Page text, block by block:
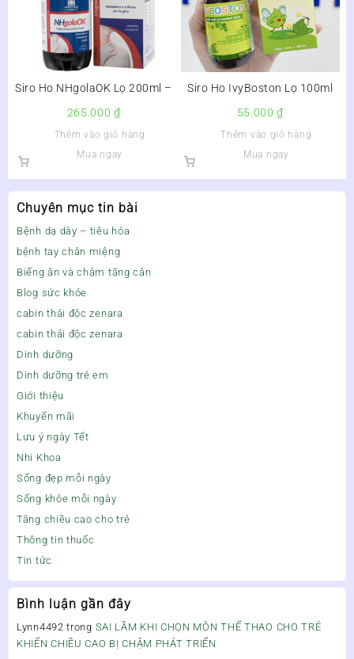
Chuyên mục tin bài
Bệnh dạ dày – tiêu hóa
bệnh tay chân miệng
Biếng ăn và chậm tăng cân
Blog sức khỏe
cabin thải độc zenara
cabin thải độc zenara
Dinh dưỡng
Dinh dưỡng trẻ em
Giới thiệu
Khuyến mãi
Lưu ý ngày Tết
Nhi Khoa
Sống đẹp mỗi ngày
Sống khỏe mỗi ngày
Tăng chiều cao cho trẻ
Thông tin thuốc
Tin tức
Bình luận gần đây
Lynn4492 trong SAI LẦM KHI CHỌN MÔN THỂ THAO CHO TRẺ
KHIẾN CHIỀU CAO BỊ CHẬM PHÁT TRIỂN
Siro Ho NHgolaOK Lọ 200ml –
265.000₫
Thêm vào giỏ hàng
Mua ngay
Siro Ho IvyBoston Lọ 100ml
55.000₫
Thêm vào giỏ hàng
Mua ngay